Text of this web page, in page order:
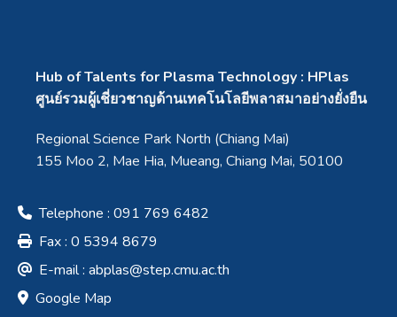
Hub of Talents for Plasma Technology : HPlas
ศูนย์รวมผู้เชี่ยวชาญด้านเทคโนโลยีพลาสมาอย่างยั่งยืน
Regional Science Park North (Chiang Mai)
155 Moo 2, Mae Hia, Mueang, Chiang Mai, 50100
Telephone : 091 769 6482
Fax : 0 5394 8679
E-mail : abplas@step.cmu.ac.th
Google Map